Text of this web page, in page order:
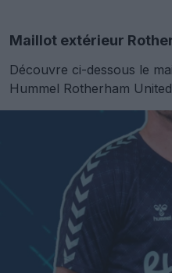
Maillot extérieur
Découvre ci-dessous le
Hummel Rotherham